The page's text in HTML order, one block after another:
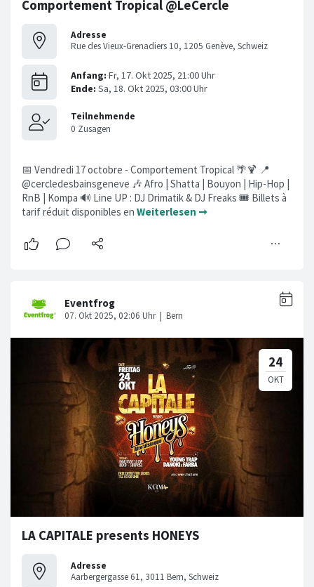
Comportement Tropical @LeCercle
Adresse
Rue des Vieux-Grenadiers 10, 1205 Genève, Schweiz
📅 Vendredi 17 octobre - Comportement Tropical 🌴🍹 📍
@cercledesbainsgeneve 🎶 Afro | Shatta | Bouyon | Hip-Hop |
RnB | Kompa 🔊 Line UP : DJ Drimatik & DJ Freaks 🎟️ Billets à
tarif réduit disponibles en Weiterlesen ➞
LA CAPITALE presents HONEYS
Adresse
Aarbergergasse 61, 3011 Bern, Schweiz